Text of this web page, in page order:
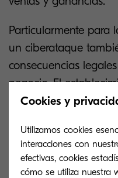
Particularmente para
un ciberataque
consecuencias
negocio. El
de datos por parte
uso y resguardo de
datos son el objeto
empresa a la cual
Cookies y
Utilizamos cookies
interacciones con
efectivas, cookies
cómo se utiliza nuestra